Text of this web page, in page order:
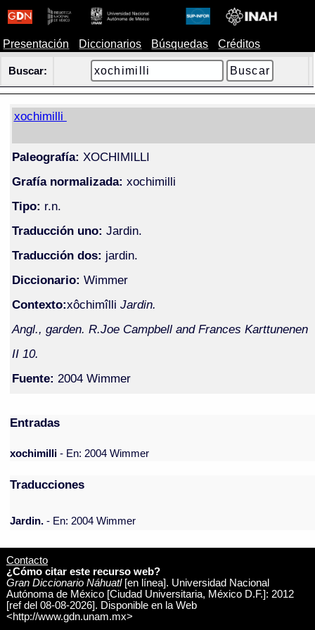
Presentación Diccionarios Búsquedas Créditos
Buscar:
xochimilli
Paleografía: XOCHIMILLI
Grafía normalizada: xochimilli
Tipo: r.n.
Traducción uno: Jardin.
Traducción dos: jardin.
Diccionario: Wimmer
Contexto:xôchimîlli Jardin.
Angl., garden. R.Joe Campbell and Frances Karttunenen
II 10.
Fuente: 2004 Wimmer
Entradas
xochimilli- En: 2004 Wimmer
Traducciones
Jardin. - En: 2004 Wimmer
Contacto
¿Cómo citar este recurso web?
Gran Diccionario Náhuatl[en línea]. Universidad Nacional
Autónoma de México [Ciudad Universitaria, México D.F.]: 2012
[ref del 08-08-2026]. Disponible en la Web
<http://www.gdn.unam.mx>